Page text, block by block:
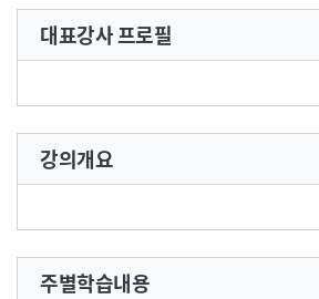
대표강사 프로필
강의개요
주별학습내용